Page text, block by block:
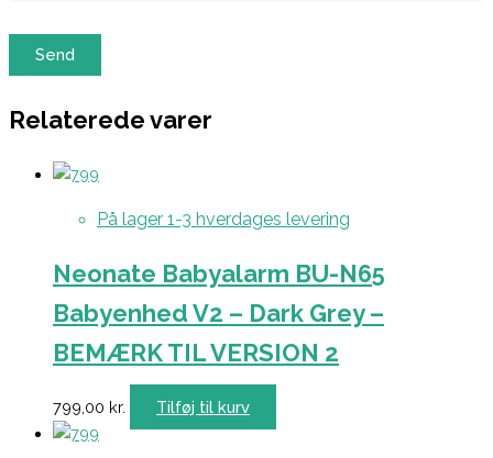
Relaterede varer
På lager 1-3 hverdages levering
Neonate Babyalarm BU-N65
Babyenhed V2 – Dark Grey –
BEMÆRK TIL VERSION 2
799,00 kr. Tilføj til kurv